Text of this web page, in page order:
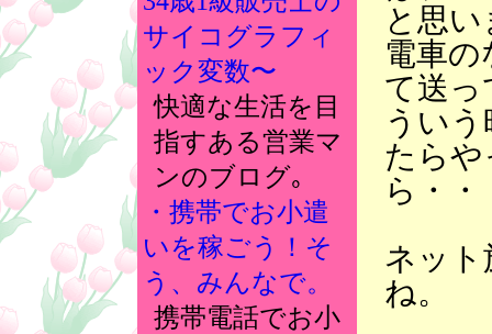
サイコグラフィ
ック変数〜
快適な生活を目
指すある営業マ
ンのブログ｡
・携帯でお小遣
いを稼ごう！そ
う、みんなで。
携帯電話でお小
と思
電車
て送
うい
たら
ら・・
ネット
ね。